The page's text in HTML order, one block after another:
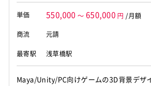
単価 550,000 ～ 650,000 円 /月額
商流
元請
最寄駅 浅草橋駅
Maya/Unity/PC向けゲームの3D背景デザ